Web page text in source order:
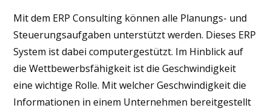
Mit dem ERP Consulting können alle Planungs- und
Steuerungsaufgaben unterstützt werden. Dieses ERP
System ist dabei computergestützt. Im Hinblick auf
die Wettbewerbsfähigkeit ist die Geschwindigkeit
eine wichtige Rolle. Mit welcher Geschwindigkeit die
Informationen in einem Unternehmen bereitgestellt